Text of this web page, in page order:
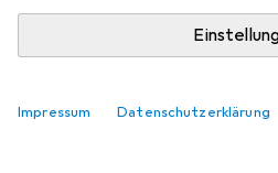
Impressum Datenschutzerklärung